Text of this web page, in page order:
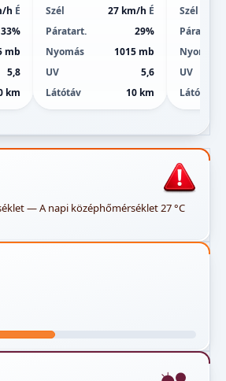
h É
33%
mb
5,8
km
Szél
27 km/h É
Páratart.
29%
Nyomás
1015 mb
UV
5,6
Látótáv
10 km
Szél
Páratart.
Nyomás
UV
Látótáv
— A napi középhőmérséklet 27 °C